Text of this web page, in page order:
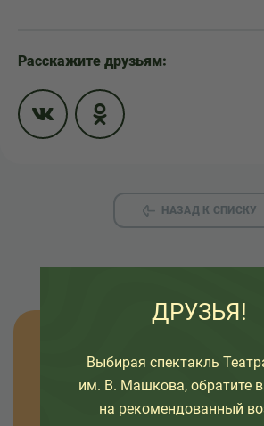
Расскажите друзьям:
НАЗАД К СПИСКУ
Узнавайте
Оставьте свой емайл, чтобы
ДРУЗЬЯ!
Выбирая спектакль
им. В. Машкова, обратите
на рекомендованный